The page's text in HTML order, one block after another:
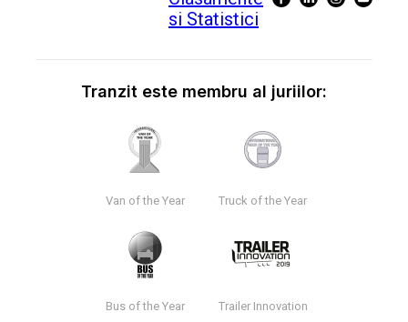
Tranzit este membru al juriilor:
Van of the Year Truck of the Year
Bus of the Year Trailer Innovation